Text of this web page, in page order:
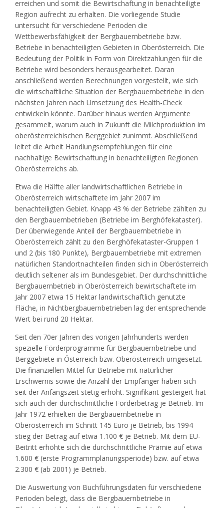
erreichen und somit die Bewirtschaftung in benachteiligte
Region aufrecht zu erhalten. Die vorliegende Studie
untersucht für verschiedene Perioden die
Wettbewerbsfähigkeit der Bergbauernbetriebe bzw.
Betriebe in benachteiligten Gebieten in Oberösterreich. Die
Bedeutung der Politik in Form von Direktzahlungen für die
Betriebe wird besonders herausgearbeitet. Daran
anschließend werden Berechnungen vorgestellt, wie sich
die wirtschaftliche Situation der Bergbauernbetriebe in den
nächsten Jahren nach Umsetzung des Health-Check
entwickeln könnte. Darüber hinaus werden Argumente
gesammelt, warum auch in Zukunft die Milchproduktion im
oberösterreichischen Berggebiet zunimmt. Abschließend
leitet die Arbeit Handlungsempfehlungen für eine
nachhaltige Bewirtschaftung in benachteiligten Regionen
Oberösterreichs ab.
Etwa die Hälfte aller landwirtschaftlichen Betriebe in
Oberösterreich wirtschaftete im Jahr 2007 im
benachteiligten Gebiet. Knapp 43 % der Betriebe zählten zu
den Bergbauernbetrieben (Betriebe im Berghöfekataster).
Der überwiegende Anteil der Bergbauernbetriebe in
Oberösterreich zählt zu den Berghöfekataster-Gruppen 1
und 2 (bis 180 Punkte), Bergbauernbetriebe mit extremen
natürlichen Standortnachteilen finden sich in Oberösterreich
deutlich seltener als im Bundesgebiet. Der durchschnittliche
Bergbauernbetrieb in Oberösterreich bewirtschaftete im
Jahr 2007 etwa 15 Hektar landwirtschaftlich genutzte
Fläche, in Nichtbergbauernbetrieben lag der entsprechende
Wert bei rund 20 Hektar.
Seit den 70er Jahren des vorigen Jahrhunderts werden
spezielle Förderprogramme für Bergbauernbetriebe und
Berggebiete in Österreich bzw. Oberösterreich umgesetzt.
Die finanziellen Mittel für Betriebe mit natürlicher
Erschwernis sowie die Anzahl der Empfänger haben sich
seit der Anfangszeit stetig erhöht. Signifikant gesteigert hat
sich auch der durchschnittliche Förderbetrag je Betrieb. Im
Jahr 1972 erhielten die Bergbauernbetriebe in
Oberösterreich im Schnitt 145 Euro je Betrieb, bis 1994
stieg der Betrag auf etwa 1.100 € je Betrieb. Mit dem EU-
Beitritt erhöhte sich die durchschnittliche Prämie auf etwa
1.600 € (erste Programmplanungsperiode) bzw. auf etwa
2.300 € (ab 2001) je Betrieb.
Die Auswertung von Buchführungsdaten für verschiedene
Perioden belegt, dass die Bergbauernbetriebe in